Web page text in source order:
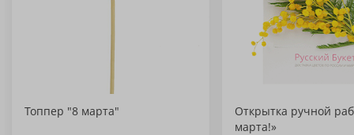
Топпер "8 марта"
Открытка ручной
марта!»